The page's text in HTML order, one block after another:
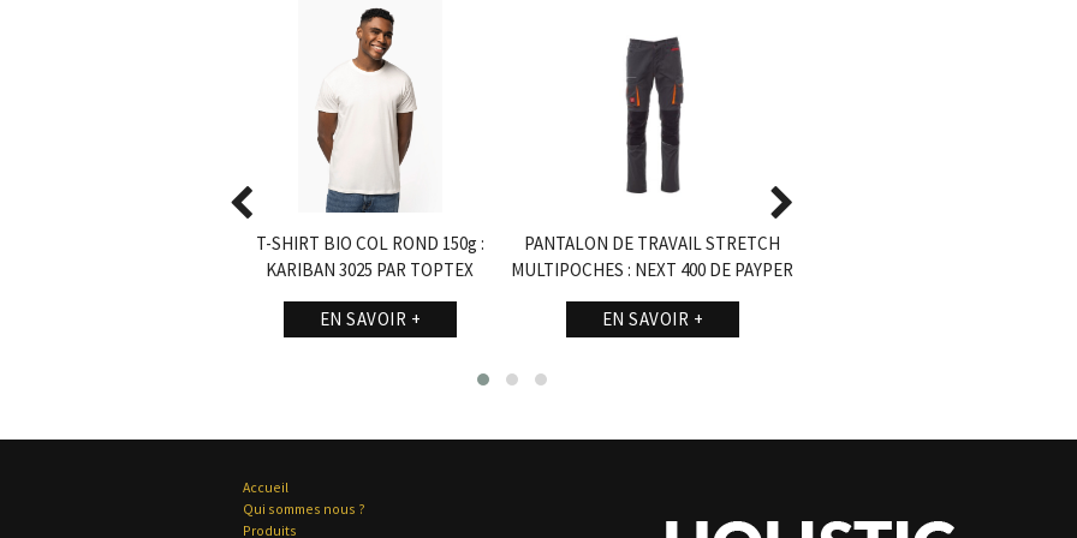
T-SHIRT BIO COL ROND 150g :
KARIBAN 3025 PAR TOPTEX
EN SAVOIR +
PANTALON DE TRAVAIL STRETCH
MULTIPOCHES : NEXT 400 DE PAYPER
EN SAVOIR +
Accueil
Qui sommes nous ?
Produits